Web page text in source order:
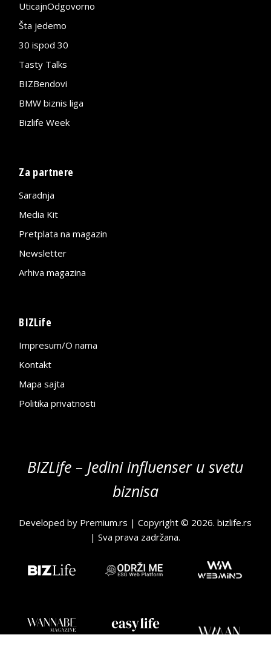
UticajnOdgovorno
Šta jedemo
30 ispod 30
Tasty Talks
BIZBendovi
BMW biznis liga
Bizlife Week
Za partnere
Saradnja
Media Kit
Pretplata na magazin
Newsletter
Arhiva magazina
BIZLife
Impresum/O nama
Kontakt
Mapa sajta
Politika privatnosti
BIZLife – Jedini influenser u svetu
biznisa
Developed by Premium.rs | Copyright © 2026.bizlife.rs
| Sva prava zadržana.